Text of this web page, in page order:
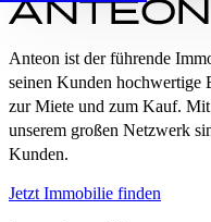
Anteon ist der führende
seinen Kunden hochwertige
zur Miete und zum Kauf.
unserem großen Netzwerk
Kunden.
Jetzt Immobilie finden